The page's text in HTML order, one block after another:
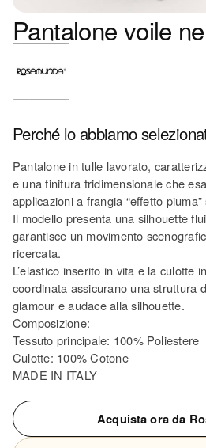
Pantalone voile
Perché lo abbiamo
Pantalone in tulle lavorato,
e una finitura tridimensionale che
applicazioni a frangia “effetto
Il modello presenta una silhouette
garantisce un movimento
ricercata.
L’elastico inserito in vita e la culotte
coordinata assicurano una struttura
glamour e audace alla silhouette.
Composizione:
Tessuto principale: 100% Poliestere
Culotte: 100% Cotone
MADE IN ITALY
Acquista ora da